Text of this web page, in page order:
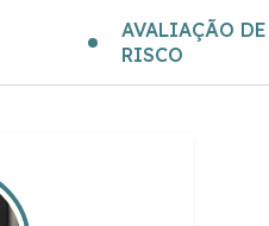
AVALIAÇÃO DE
RISCO